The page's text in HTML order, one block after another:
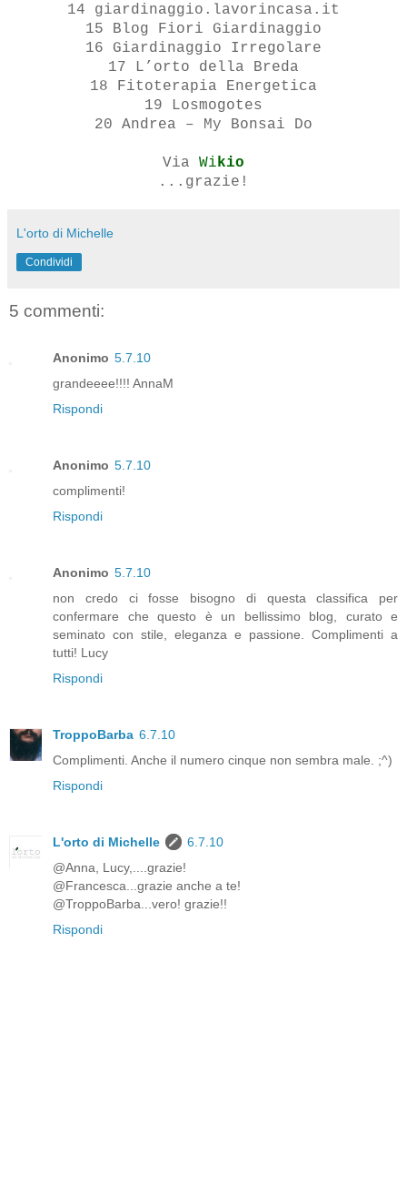
14 giardinaggio.lavorincasa.it
15 Blog Fiori Giardinaggio
16 Giardinaggio Irregolare
17 L’orto della Breda
18 Fitoterapia Energetica
19 Losmogotes
20 Andrea – My Bonsai Do
Via Wikio
...grazie!
L'orto di Michelle
Condividi
5 commenti:
Anonimo 5.7.10
grandeeee!!!! AnnaM
Rispondi
Anonimo 5.7.10
complimenti!
Rispondi
Anonimo 5.7.10
non credo ci fosse bisogno di questa classifica per
confermare che questo è un bellissimo blog, curato e
seminato con stile, eleganza e passione. Complimenti a
tutti! Lucy
Rispondi
TroppoBarba 6.7.10
Complimenti. Anche il numero cinque non sembra male. ;^)
Rispondi
L'orto di Michelle
6.7.10
@Anna, Lucy,....grazie!
@Francesca...grazie anche a te!
@TroppoBarba...vero! grazie!!
Rispondi